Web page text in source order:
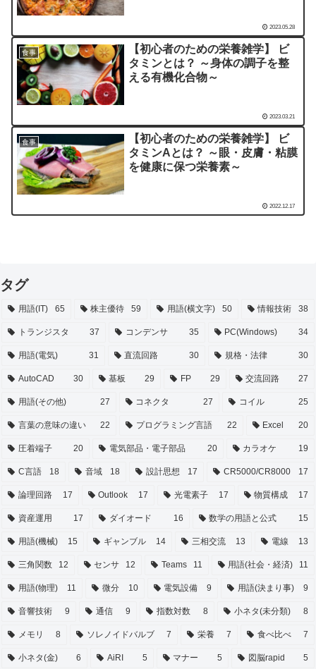
2023.05.28
食事
【初心者のための栄養雑学】 ビ
タミンとは？ ～身体の調子を整
える有機化合物～
2023.03.21
食事
【初心者のための栄養雑学】 ビ
タミンAとは？ ～眼・皮膚・粘膜
を健康に保つ栄養素～
2022.12.17
タグ
用語(IT) 65 株主優待 59 用語(横文字) 50 情報技術 38
トランジスタ 37 コンデンサ 35 PC(Windows) 34
用語(電気) 31 直流回路 30 規格・法律 30
AutoCAD 30 基板 29 FP 29 交流回路 27
用語(その他) 27 コネクタ 27 コイル 25
言葉の意味の違い 22 プログラミング言語 22 Excel 20
圧着端子 20 電気部品・電子部品 20 カラオケ 19
C言語 18 音域 18 設計思想 17 CR5000/CR8000 17
論理回路 17 Outlook 17 光電素子 17 物質構成 17
資産運用 17 ダイオード 16 数学の用語と公式 15
用語(機械) 15 ギャンブル 14 三相交流 13 電線 13
三角関数 12 センサ 12 Teams 11 用語(社会・経済) 11
用語(物理) 11 微分 10 電気設備 9 用語(決まり事) 9
音響技術 9 通信 9 指数対数 8 小ネタ(未分類) 8
メモリ 8 ソレノイドバルブ 7 栄養 7 食べ比べ 7
小ネタ(金) 6 AiRI 5 マナー 5 図脳rapid 5